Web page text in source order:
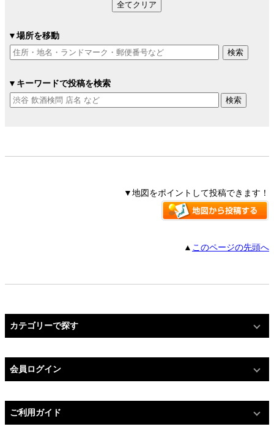
▼場所を移動
▼キーワードで投稿を検索
▼地図をポイントして投稿できます！
▲ このページの先頭へ
カテゴリーで探す
会員ログイン
ご利用ガイド